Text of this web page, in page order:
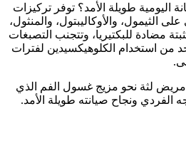
طويلة الأمد؟ توفر تركيزات
الثيمول، والأوكاليبتول، والمنثول،
مضادة للبكتيريا، وتتجنب التصبغات
من استخدام الكلوهيكسيدين لفترات
مريض لثة نحو مزيج غسول الفم الذي
الفردي ونجاح صيانته طويلة الأمد.